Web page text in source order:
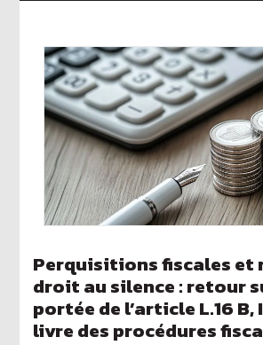
Perquisitions fiscales et
droit au silence : retour
portée de l’article L.16 B,
livre des procédures